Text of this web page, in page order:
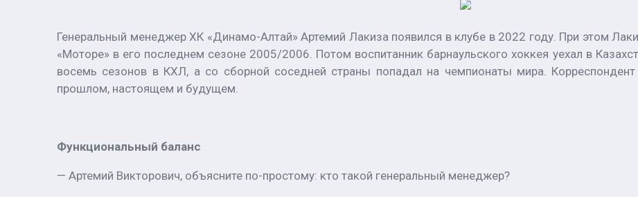
Генеральный менеджер ХК «Динамо-Алтай» Артемий Лакиза появился в клубе в 2022 году. При этом
«Моторе» в его последнем сезоне 2005/2006. Потом воспитанник барнаульского хоккея уехал в
восемь сезонов в КХЛ, а со сборной соседней страны попадал на чемпионаты мира. Корреспондент
прошлом, настоящем и будущем.
Функциональный баланс
— Артемий Викторович, объясните по-простому: кто такой генеральный менеджер?